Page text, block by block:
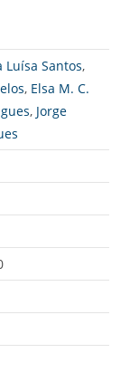
Luísa Santos,
, Elsa M. C.
, Jorge